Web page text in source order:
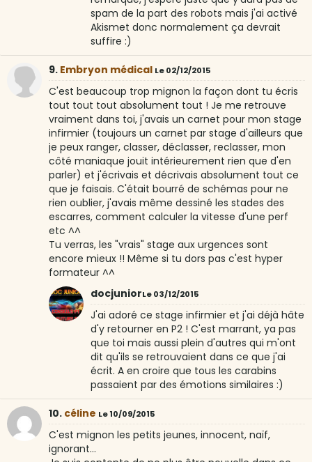
spam de la part des robots mais j'ai activé
Akismet donc normalement ça devrait
suffire :)
9. Embryon médical Le 02/12/2015
C'est beaucoup trop mignon la façon dont tu écris
tout tout tout absolument tout ! Je me retrouve
vraiment dans toi, j'avais un carnet pour mon stage
infirmier (toujours un carnet par stage d'ailleurs que
je peux ranger, classer, déclasser, reclasser, mon
côté maniaque jouit intérieurement rien que d'en
parler) et j'écrivais et décrivais absolument tout ce
que je faisais. C'était bourré de schémas pour ne
rien oublier, j'avais même dessiné les stades des
escarres, comment calculer la vitesse d'une perf
etc ^^
Tu verras, les "vrais" stage aux urgences sont
encore mieux !! Même si tu dors pas c'est hyper
formateur ^^
docjuniorLe 03/12/2015
J'ai adoré ce stage infirmier et j'ai déjà hâte
d'y retourner en P2 ! C'est marrant, ya pas
que toi mais aussi plein d'autres qui m'ont
dit qu'ils se retrouvaient dans ce que j'ai
écrit. A en croire que tous les carabins
passaient par des émotions similaires :)
10. céline Le 10/09/2015
C'est mignon les petits jeunes, innocent, naïf,
ignorant...